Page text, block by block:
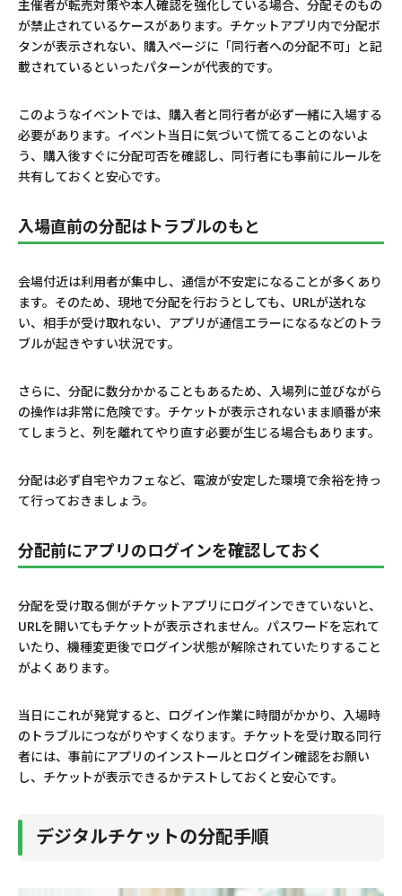
主催者が転売対策や本人確認を強化している場合、分配そのもの
が禁止されているケースがあります。チケットアプリ内で分配ボ
タンが表示されない、購入ページに「同行者への分配不可」と記
載されているといったパターンが代表的です。
このようなイベントでは、購入者と同行者が必ず一緒に入場する
必要があります。イベント当日に気づいて慌てることのないよ
う、購入後すぐに分配可否を確認し、同行者にも事前にルールを
共有しておくと安心です。
入場直前の分配はトラブルのもと
会場付近は利用者が集中し、通信が不安定になることが多くあり
ます。そのため、現地で分配を行おうとしても、URLが送れな
い、相手が受け取れない、アプリが通信エラーになるなどのトラ
ブルが起きやすい状況です。
さらに、分配に数分かかることもあるため、入場列に並びながら
の操作は非常に危険です。チケットが表示されないまま順番が来
てしまうと、列を離れてやり直す必要が生じる場合もあります。
分配は必ず自宅やカフェなど、電波が安定した環境で余裕を持っ
て行っておきましょう。
分配前にアプリのログインを確認しておく
分配を受け取る側がチケットアプリにログインできていないと、
URLを開いてもチケットが表示されません。パスワードを忘れて
いたり、機種変更後でログイン状態が解除されていたりすること
がよくあります。
当日にこれが発覚すると、ログイン作業に時間がかかり、入場時
のトラブルにつながりやすくなります。チケットを受け取る同行
者には、事前にアプリのインストールとログイン確認をお願い
し、チケットが表示できるかテストしておくと安心です。
デジタルチケットの分配手順